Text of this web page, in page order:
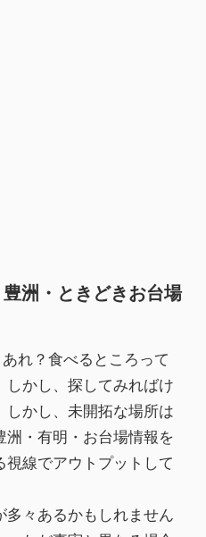
洲・ときどきお台場
れ？食べるところって
かし、探してみればけ
しかし、未開拓な場所は
洲・有明・お台場情報を
線でアウトプットして
々あるかもしれません